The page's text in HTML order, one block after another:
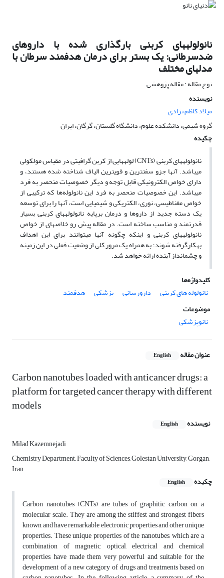
نانولوله‎های کربنی بارگذاری شده با دارو‎های
ضدسرطانی: یک بستر برای درمان هدفمند سرطان با
مدل‎های مختلف
نوع مقاله : مقاله پژوهشی
نویسنده
میلاد کاظم نژادی
گروه شیمی، دانشکده علوم، دانشگاه گلستان، گرگان، ایران
چکیده
نانولوله‎های کربنی (CNTs) لوله‎هایی از کربن گرافیتی در مقیاس مولکولی
می‎باشد. آن‎ها جزو سفت‎ترین و قوی‎ترین الیاف شناخته شده هستند، و
دارای خواص الکترونیکی قابل توجه و دیگر خصوصیات منحصر به فرد
می‎باشد. این خصوصیات منحصر به فرد این نانولوله‌ها که ترکیبی از
خواص مغناطیسی، نوری، الکتریکی و شیمیایی است، آن‎ها را برای توسعه
یک دسته جدید از داروها و درمان برپایه نانولوله‎های کربنی بسیار
قدرتمند و مناسب ساخته است. در مقاله پیش رو خلاصه‎ای از خواص
نانولوله‎های کربنی و اینکه چگونه آن‎ها می‎توانند برای این اهداف
به‎کارگرفته شوند؛ به همراه یک مرور کلی از وضعیت فعلی در این زمینه
و چشم‎انداز آینده ارائه خواهد شد.
کلیدواژه‌ها
نانولوله های کربنی
دارورسانی پزشکی
هدفمند
موضوعات
نانوپزشکی
عنوان مقاله English
Carbon nanotubes loaded with anticancer drugs: a
platform for targeted cancer therapy with different
models
نویسنده English
Milad Kazemnejadi
Chemistry Department,, Faculty of Sciences, Golestan University, Gorgan,
Iran
چکیده
English
Carbon nanotubes (CNTs) are tubes of graphitic carbon on a
molecular scale. They are among the stiffest and strongest fibers
known, and have remarkable electronic properties and other unique
properties. These unique properties of the nanotubes, which are a
combination of magnetic, optical, electrical and chemical
properties, have made them very powerful and suitable for the
development of a new category of drugs and treatments based on